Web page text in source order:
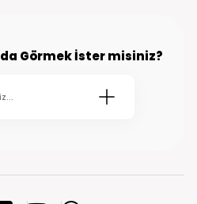
Görmek İster misiniz?